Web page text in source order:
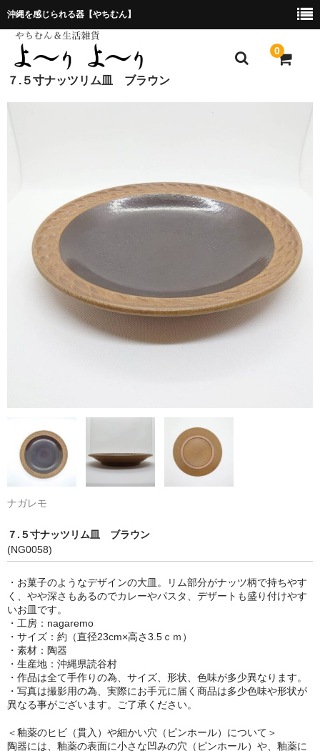
沖縄を感じられる器【やちむん】
0
７.５寸ナッツリム皿 ブラウン
ナガレモ
７.５寸ナッツリム皿 ブラウン
(NG0058)
・お菓子のようなデザインの大皿。リム部分がナッツ柄で持ちやす
く、やや深さもあるのでカレーやパスタ、デザートも盛り付けやす
いお皿です。
・工房：nagaremo
・サイズ：約（直径23cm×高さ3.5ｃｍ）
・素材：陶器
・生産地：沖縄県読谷村
・作品は全て手作りの為、サイズ、形状、色味が多少異なります。
・写真は撮影用の為、実際にお手元に届く商品は多少色味や形状が
異なる事がございます。ご了承ください。
＜釉薬のヒビ（貫入）や細かい穴（ピンホール）について＞
陶器には、釉薬の表面に小さな凹みの穴（ピンホール）や、釉薬に